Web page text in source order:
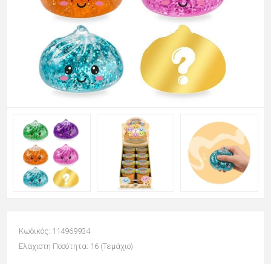
Κωδικός: 114969934
Ελάχιστη Ποσότητα: 16 (Τεμάχιο)